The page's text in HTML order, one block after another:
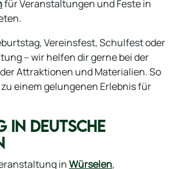
für Veranstaltungen und Feste in
Vereinsfest, Schulfest oder
– wir helfen dir gerne bei der
Attraktionen und Materialien. So
einem gelungenen Erlebnis für
IN DEUTSCHE
inWürselen,